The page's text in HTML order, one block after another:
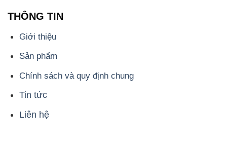
THÔNG TIN
Giới thiệu
Sản phẩm
Chính sách và quy định chung
Tin tức
Liên hệ